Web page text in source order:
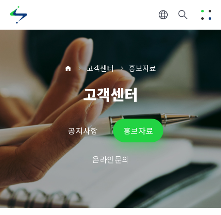
고객센터 홍보자료
고객센터
공지사항 홍보자료
온라인문의